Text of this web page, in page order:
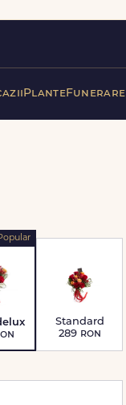
PlanteFunerare
Standard
289 ron